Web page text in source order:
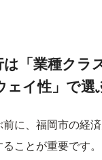
は「業種クラ
ェイ性」で選
に、福岡市の経
ることが重要です